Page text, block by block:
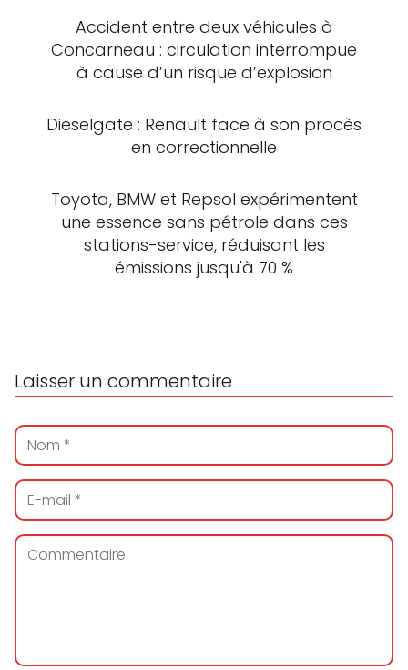
Accident entre deux véhicules à
Concarneau : circulation interrompue
à cause d’un risque d’explosion
Dieselgate : Renault face à son procès
en correctionnelle
Toyota, BMW et Repsol expérimentent
une essence sans pétrole dans ces
stations-service, réduisant les
émissions jusqu'à 70 %
Laisser un commentaire